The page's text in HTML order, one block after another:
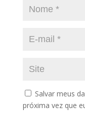
Salvar meus
próxima vez que